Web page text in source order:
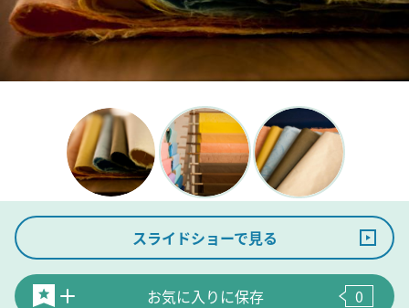
スライドショーで見る
お気に入りに保存 0